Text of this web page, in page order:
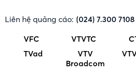
Liên hệ quảng cáo: (024) 7.300 7108
VFC
VTVTC
TVad
VTV
Broadcom